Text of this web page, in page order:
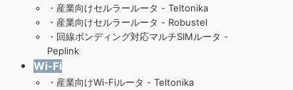
・ 産業向けセルラールータ - Teltonika
・ 産業向けセルラールータ - Robustel
・ 回線ボンディング対応マルチSIMルータ -
Peplink
Wi-Fi
・産業向けWi-Fiルータ - Teltonika